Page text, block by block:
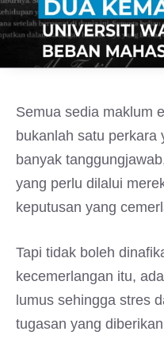
Semua sedia maklum
bukanlah satu perkara
banyak
yang perlu dilalui
keputusan yang
Tapi tidak boleh
kecemerlangan itu,
lumus sehingga stres
tugasan yang